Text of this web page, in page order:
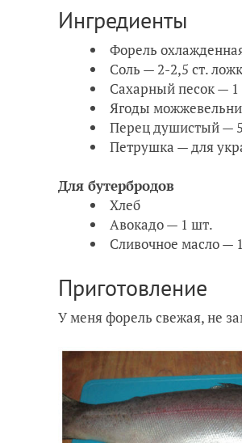
Ингредиенты
Форель
Соль — 2-2,5 ст.
Сахарный песок — 1
Ягоды
Перец душистый —
Петрушка — для
Для бутербродов
Хлеб
Авокадо — 1 шт.
Сливочное масло —
Приготовление
У меня форель свежая, не